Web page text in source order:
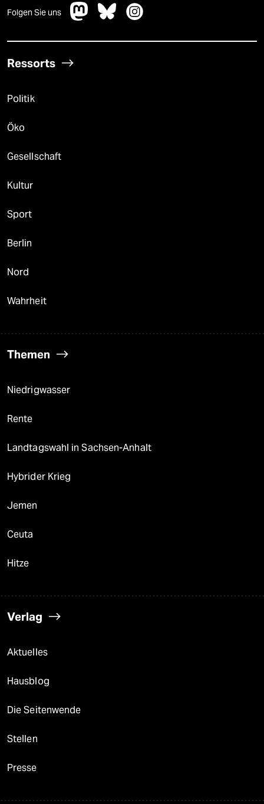
Folgen Sie uns
Ressorts
Politik
Öko
Gesellschaft
Kultur
Sport
Berlin
Nord
Wahrheit
Themen
Niedrigwasser
Rente
Landtagswahl in Sachsen-Anhalt
Hybrider Krieg
Jemen
Ceuta
Hitze
Verlag
Aktuelles
Hausblog
Die Seitenwende
Stellen
Presse